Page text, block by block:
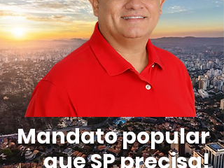
Mandato popular
que SP precisa!